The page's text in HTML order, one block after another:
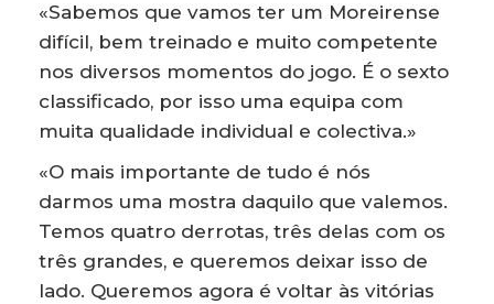
«Sabemos que vamos ter um Moreirense
difícil, bem treinado e muito competente
nos diversos momentos do jogo. É o sexto
classificado, por isso uma equipa com
muita qualidade individual e colectiva.»
«O mais importante de tudo é nós
darmos uma mostra daquilo que valemos.
Temos quatro derrotas, três delas com os
três grandes, e queremos deixar isso de
lado. Queremos agora é voltar às vitórias